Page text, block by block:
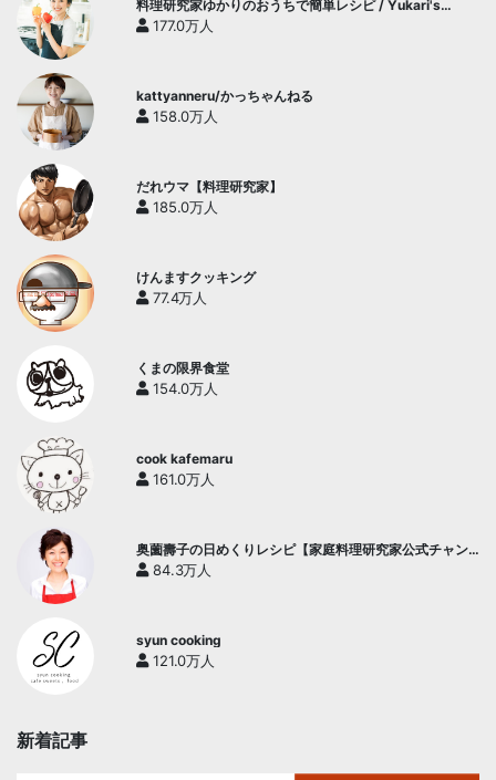
料理研究家ゆかりのおうちで簡単レシピ / Yukari's
Kitchen
177.0万人
kattyanneru/かっちゃんねる
158.0万人
だれウマ【料理研究家】
185.0万人
けんますクッキング
77.4万人
くまの限界食堂
154.0万人
cook kafemaru
161.0万人
奥薗壽子の日めくりレシピ【家庭料理研究家公式チャン
ネル】
84.3万人
syun cooking
121.0万人
新着記事